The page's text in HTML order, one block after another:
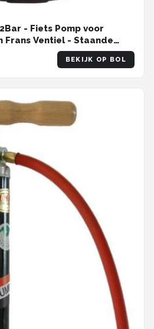
- Fiets Pomp voor
Frans Ventiel - Staande
voor Waterspeelgoed en
en Auto Banden - 67,5
BEKIJK OP BOL